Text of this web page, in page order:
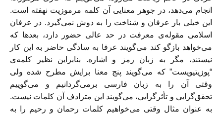
انجام می‌دهد، در جوهر معنایی آن کلمه مرموزیت نهفته است.
این خیلی بار عرفان و شناخت را به دوش نمی‌گیرد. در عرفان
اسلامی مقوله‌ی معرفت در حد عالی حضور دارد، بعدها که
می‌خواهد بازگو کند می‌گویند عرفا به سادگی حاضر به این کار
نیستند، مگر به زبان رمز و اشاره. بنابراین نظیر کلمه‌ی
“پوزیتیویست” که می‌گویند پنج معنا برایش مطرح شده ولی
وقتی آن را به زبان فارسی برمی‌گردانیم و می‌گوییم
تحقق‌گرایی و تأثرگرایی، می‌گویند این مترادف آن کلمات نیست.
به عنوان مثال وقتی می‌خواهیم کلمات رحمان و رحیم را به